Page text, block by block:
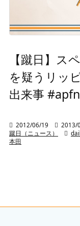
【蹴日】ス
を疑うリッ
出来事 #apfn
 2012/06/19  2013/
蹴日（ニュース）

本田